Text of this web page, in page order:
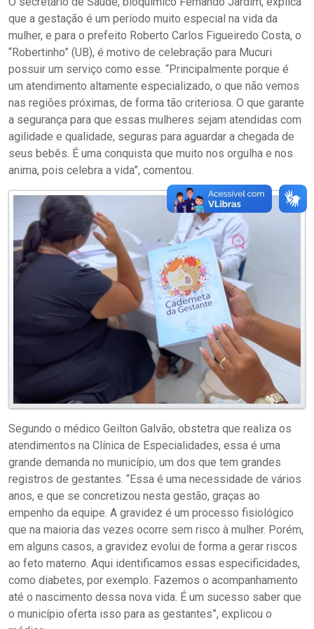
que a gestação é um período muito especial na vida da
mulher, e para o prefeito Roberto Carlos Figueiredo Costa, o
“Robertinho” (UB), é motivo de celebração para Mucuri
possuir um serviço como esse. “Principalmente porque é
um atendimento altamente especializado, o que não vemos
nas regiões próximas, de forma tão criteriosa. O que garante
a segurança para que essas mulheres sejam atendidas com
agilidade e qualidade, seguras para aguardar a chegada de
seus bebês. É uma conquista que muito nos orgulha e nos
anima, pois celebra a vida”, comentou.
Segundo o médico Geilton Galvão, obstetra que realiza os
atendimentos na Clínica de Especialidades, essa é uma
grande demanda no município, um dos que tem grandes
registros de gestantes. “Essa é uma necessidade de vários
anos, e que se concretizou nesta gestão, graças ao
empenho da equipe. A gravidez é um processo fisiológico
que na maioria das vezes ocorre sem risco à mulher. Porém,
em alguns casos, a gravidez evolui de forma a gerar riscos
ao feto materno. Aqui identificamos essas especificidades,
como diabetes, por exemplo. Fazemos o acompanhamento
até o nascimento dessa nova vida. É um sucesso saber que
o município oferta isso para as gestantes”, explicou o